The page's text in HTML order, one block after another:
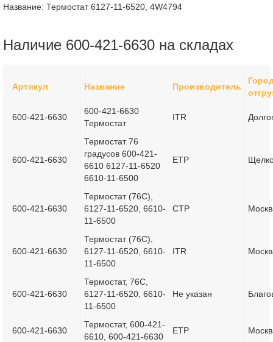
Название: Термостат 6127-11-6520, 4W4794
Наличие 600-421-6630 на складах
Артикул Название Производитель
600-421-6630
600-421-6630
Термостат
ITR
600-421-6630
Термостат 76
градусов 600-421-
6610 6127-11-6520
6610-11-6500
ETP
600-421-6630
Термостат (76C),
6127-11-6520, 6610-
11-6500
CTP
600-421-6630
Термостат (76C),
6127-11-6520, 6610-
11-6500
ITR
600-421-6630
Термостат, 76C,
6127-11-6520, 6610-
11-6500
Не указан
600-421-6630
Термостат, 600-421-
6610, 600-421-6630
ETP